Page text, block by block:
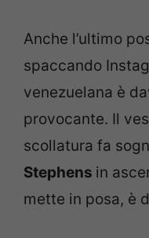
Anche l’ultimo
spaccando
venezuelana è
provocante. Il
scollatura fa
Stephens in
mette in posa, è